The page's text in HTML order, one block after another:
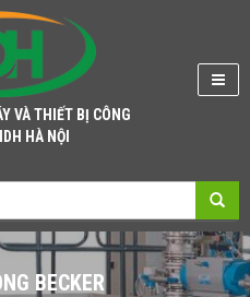
VÀ THIẾT BỊ CÔNG
HÀ NỘI
BECKER